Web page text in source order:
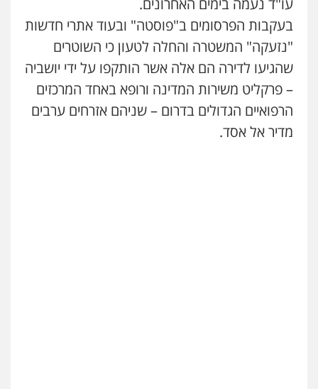
עו"ד נס בן נתן
פלילי כלכלי פשיעה חמורה נוער
0505555110
עו"ד רן כהן רוכברגר
דיני צבא פלילי צווארון לבן
עו"ד נעמה בימים האחרונים.
בעקבות הפרסומים ב"פוסטה" ובעוד אתרי חדשות
"נזעקה" המשטרה והחלה לטעון כי השוטרים
שהגיעו לדירה הם אלה אשר הותקפו על ידי יושביה
– פרקליט משירות המדינה ורופא באחד המרכזים
הרפואיים הגדולים בדרום – שניהם אזרחים ערבים
מדיר אל אסד.